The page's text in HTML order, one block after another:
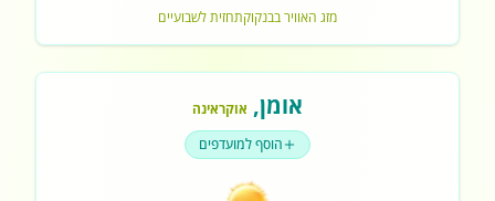
מזג האוויר בבנקוקתחזית לשבועיים
אומן, אוקראינה
הוסף למועדפים